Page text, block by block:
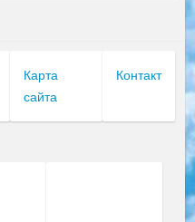
Карта
сайта
Контакт